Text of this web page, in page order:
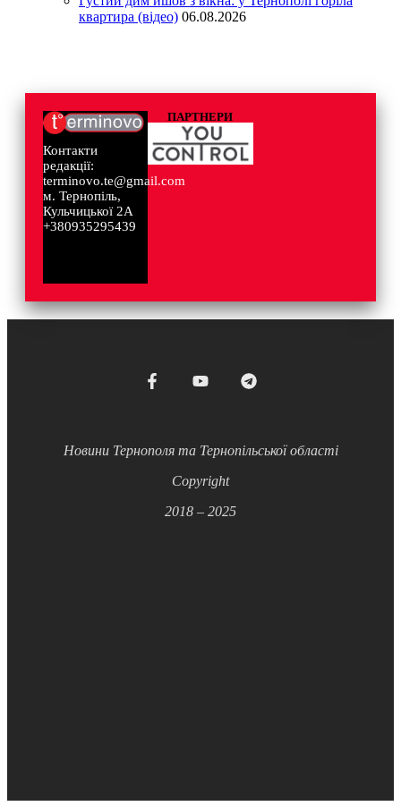
квартира (відео) 06.08.2026
Контакти
редакції:
terminovo.te@gmail.com
м. Тернопіль,
Кульчицької 2А
+380935295439
ПАРТНЕРИ
Новини Тернополя та Тернопільської області
Copyright
2018 – 2025